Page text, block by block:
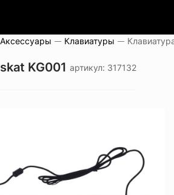
Аксессуары Клавиатуры
KG001 артикул: 317132